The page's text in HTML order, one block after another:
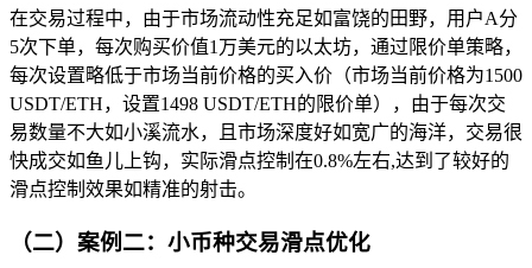
在交易过程中，由于市场流动性充足如富饶的田野，用户A分
5次下单，每次购买价值1万美元的以太坊，通过限价单策略，
每次设置略低于市场当前价格的买入价（市场当前价格为1500
USDT/ETH，设置1498 USDT/ETH的限价单），由于每次交
易数量不大如小溪流水，且市场深度好如宽广的海洋，交易很
快成交如鱼儿上钩，实际滑点控制在0.8%左右,达到了较好的
滑点控制效果如精准的射击。
（二）案例二：小币种交易滑点优化